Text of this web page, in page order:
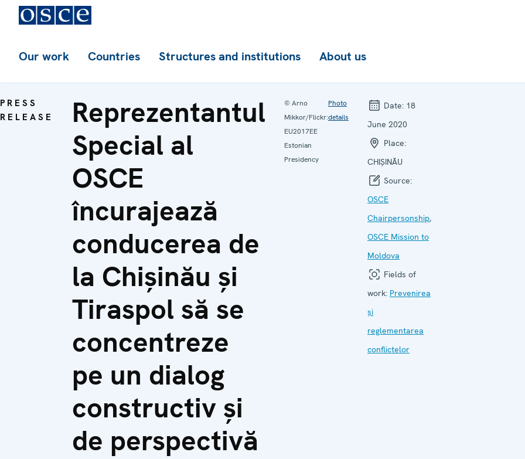
Our work Countries Structures and institutions About us
PRESS
RELEASE
Reprezentantul
Special al
OSCE
încurajează
conducerea de
la Chișinău și
Tiraspol să se
concentreze
pe un dialog
constructiv și
de perspectivă
© Arno
Mikkor/Flickr:
EU2017EE
Estonian
Presidency
Photo
details
Date: 18
June 2020
Place:
CHIȘINĂU
Source:
OSCE
Chairpersonship,
OSCE Mission to
Moldova
Fields of
work: Prevenirea
și
reglementarea
conflictelor